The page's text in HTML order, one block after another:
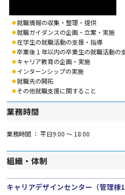
就職情報の収集・整理・提供
就職ガイダンスの企画・立案・実施
在学生の就職活動の支援・指導
卒業後１年以内の卒業生の就職活動の
キャリア教育の企画・実施
インターンシップの実施
就職先の開拓
その他就職支援に関すること
業務時間
業務時間 ： 平日9:00 ～ 18:00
組織・体制
キャリアデザインセンター（管理棟1